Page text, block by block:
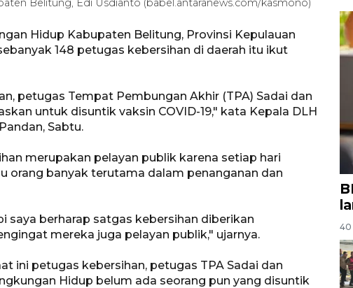
Belitung, Edi Usdianto (babel.antaranews.com/kasmono)
Hidup Kabupaten Belitung, Provinsi Kepulauan
148 petugas kebersihan di daerah itu ikut
petugas Tempat Pembungan Akhir (TPA) Sadai dan
untuk disuntik vaksin COVID-19," kata Kepala DLH
Sabtu.
merupakan pelayan publik karena setiap hari
orang banyak terutama dalam penanganan dan
saya berharap satgas kebersihan diberikan
mereka juga pelayan publik," ujarnya.
ini petugas kebersihan, petugas TPA Sadai dan
Hidup belum ada seorang pun yang disuntik
40